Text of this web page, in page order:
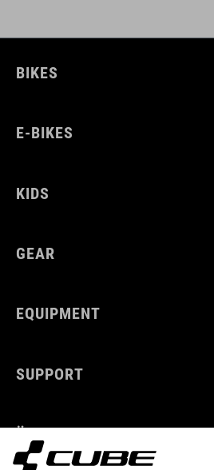
BIKES
E-BIKES
KIDS
GEAR
EQUIPMENT
SUPPORT
ÜBER UNS